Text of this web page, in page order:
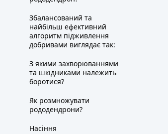
Збалансований та
найбільш ефективний
алгоритм підживлення
добривами виглядає так:
З якими захворюваннями
та шкідниками належить
боротися?
Як розмножувати
рододендрони?
Насіння